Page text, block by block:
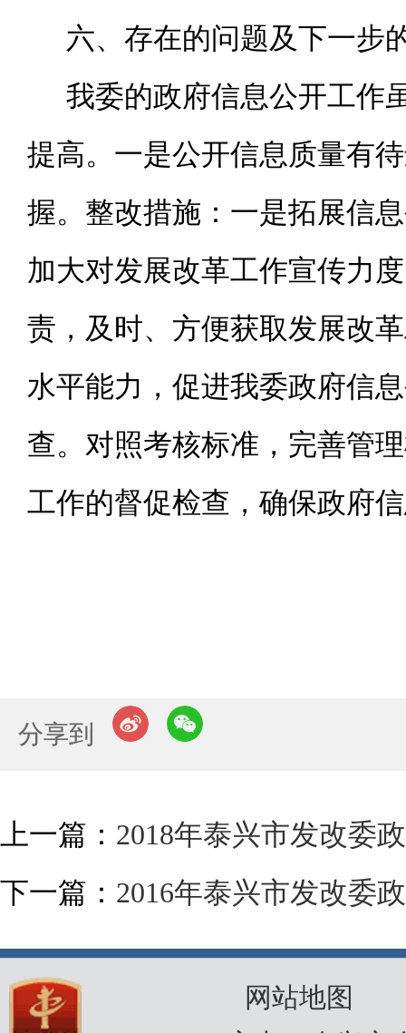
六、存在的问题及下一步
我委的政府信息公开工作
提高。一是公开信息质量有
握。整改措施：一是拓展信
加大对发展改革工作宣传力
责，及时、方便获取发展改
水平能力，促进我委政府信
查。对照考核标准，完善管
工作的督促检查，确保政府
分享到
上一篇： 2018年泰兴市发改委
下一篇： 2016年泰兴市发改委
网站地图